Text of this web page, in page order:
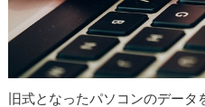
旧式となったパソコンのデー